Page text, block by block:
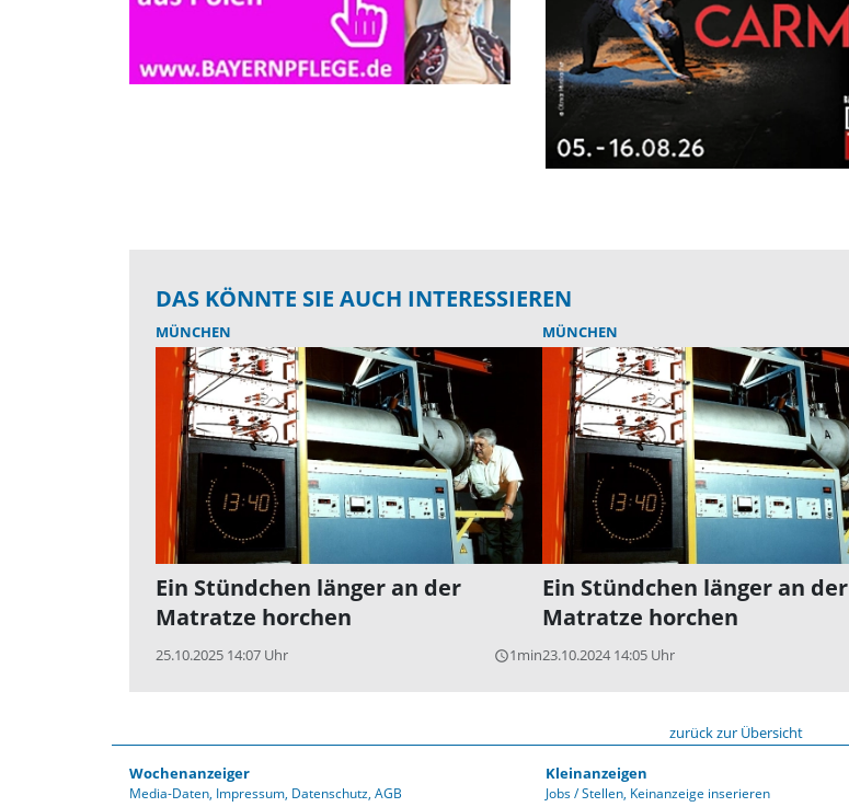
DAS KÖNNTE SIE AUCH INTERESSIEREN
MÜNCHEN
Ein Stündchen länger an der
Matratze horchen
25.10.2025 14:07 Uhr query_builder1min
MÜNCHEN
Ein Stündchen länger an der
Matratze horchen
23.10.2024 14:05 Uhr
zurück zur Übersicht
Wochenanzeiger
Media-Daten Impressum Datenschutz AGB
Kleinanzeigen
Jobs / Stellen Keinanzeige inserieren